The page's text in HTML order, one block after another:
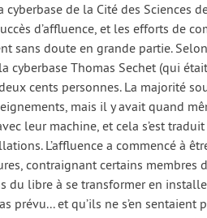
de la Cité des Sciences
d’affluence, et les efforts de
sans doute en grande partie.
cyberbase Thomas Sechet (qui
cents personnes. La majorité
mais il y avait quand
leur machine, et cela s’est
L’affluence a commencé à
contraignant certains membres
du libre à se transformer en
prévu... et qu’ils ne s’en sentaient